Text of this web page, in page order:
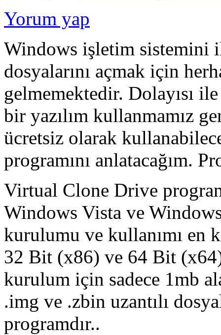
Yorum yap
Windows işletim sistemini
dosyalarını açmak için
gelmemektedir. Dolayısı
bir yazılım kullanmamız
ücretsiz olarak
programını anlatacağım.
Virtual Clone Drive
Windows Vista ve
kurulumu ve kullanımı en
32 Bit (x86) ve 64 Bit
kurulum için sadece 1mb
.img ve .zbin uzantılı
programdır..